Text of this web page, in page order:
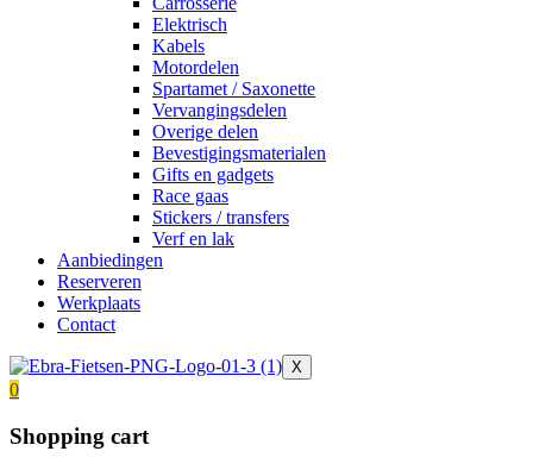
Elektrisch
Kabels
Motordelen
Spartamet / Saxonette
Vervangingsdelen
Overige delen
Bevestigingsmaterialen
Gifts en gadgets
Race gaas
Stickers / transfers
Verf en lak
Aanbiedingen
Reserveren
Werkplaats
Contact
X
0
Shopping cart